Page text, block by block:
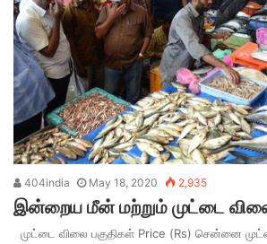
404india May 18, 2020 2,935
இன்றைய மீன் மற்றும் முட்டை
முட்டை விலை பகுதிகள் Price (Rs) சென்னை